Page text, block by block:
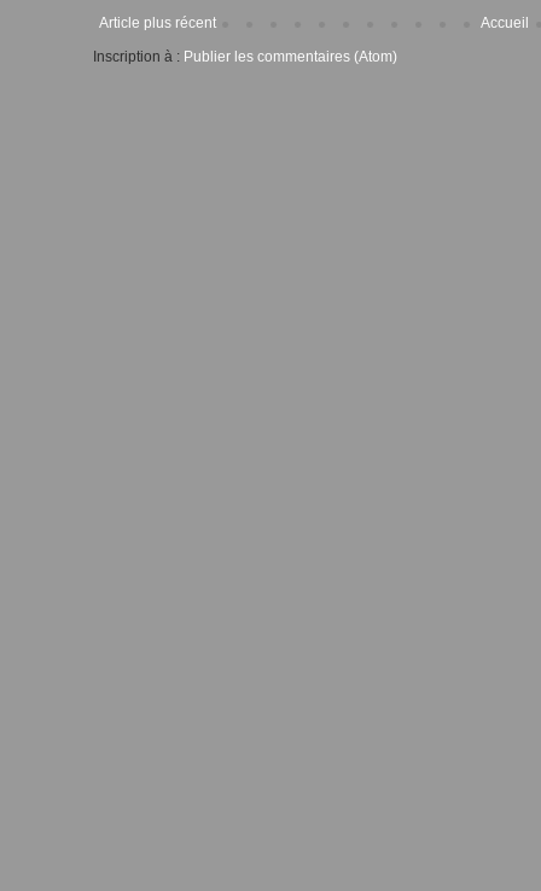
Article plus récent
Accueil
Inscription à : Publier les commentaires (Atom)